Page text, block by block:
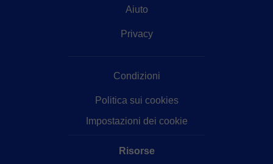
Aiuto
Privacy
Condizioni
Politica sui cookies
Impostazioni dei cookie
Risorse